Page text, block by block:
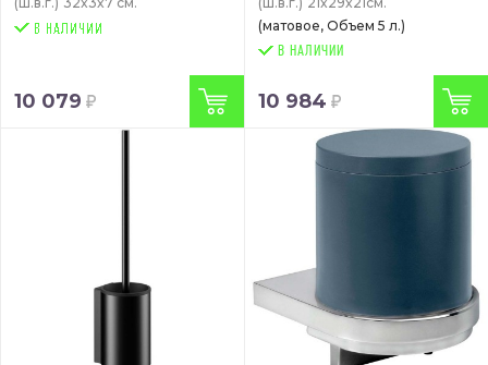
10 079
(матовое, Объем 5 л.)
В НАЛИЧИИ
10 984